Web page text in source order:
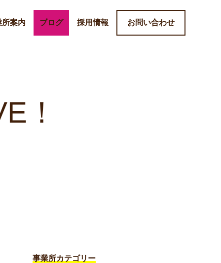
所案内 ブログ 採用情報 お問い合わせ
！
事業所カテゴリー